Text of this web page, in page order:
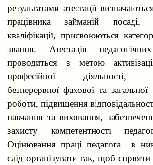
результатами атестації
працівника займаній посаді,
кваліфікації, присвоюються
звання. Атестація
проводиться з метою
професійної діяльності,
безперервної фахової та загальної
роботи, підвищення
навчання та виховання,
захисту компетентності
Оцінювання праці педагога в
слід організувати так, щоб